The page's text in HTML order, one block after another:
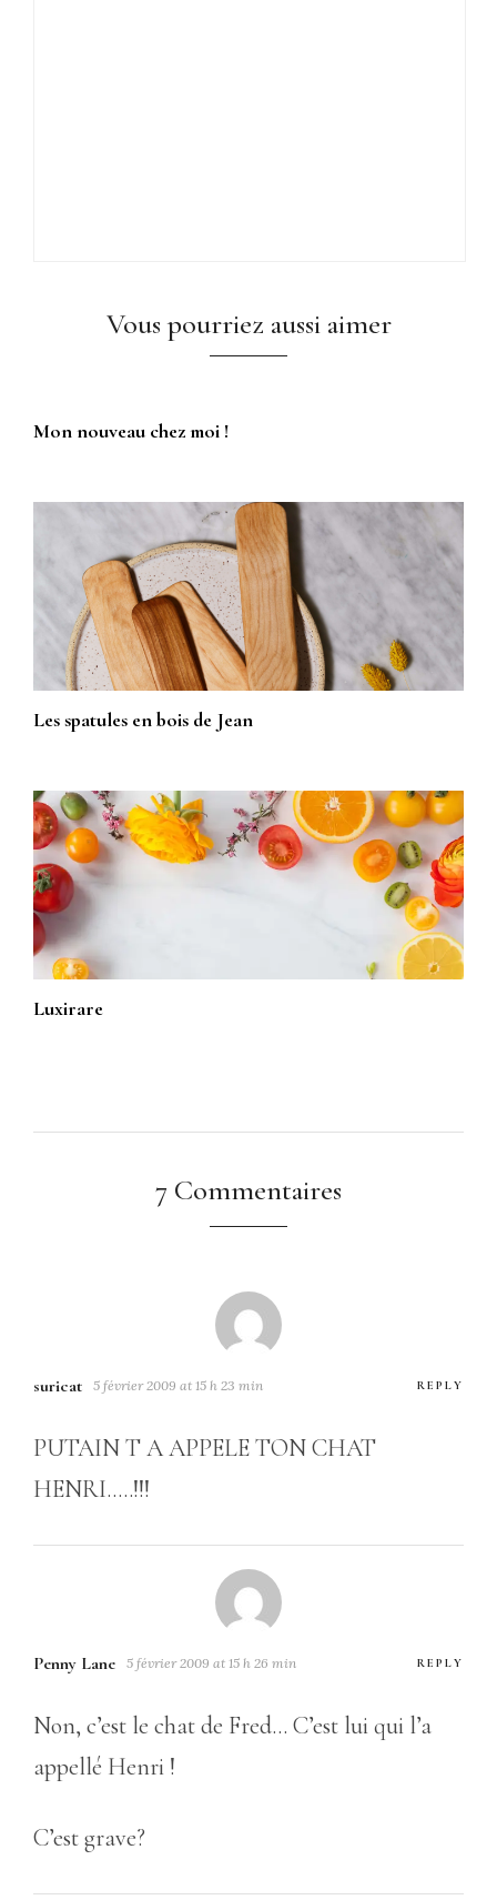
Vous pourriez aussi aimer
Mon nouveau chez moi !
Les spatules en bois de Jean
Luxirare
7 Commentaires
suricat 5 février 2009 at 15 h 23 min REPLY
PUTAIN T A APPELE TON CHAT
HENRI…..!!!
Penny Lane 5 février 2009 at 15 h 26 min REPLY
Non, c’est le chat de Fred… C’est lui qui l’a
appellé Henri !
C’est grave?